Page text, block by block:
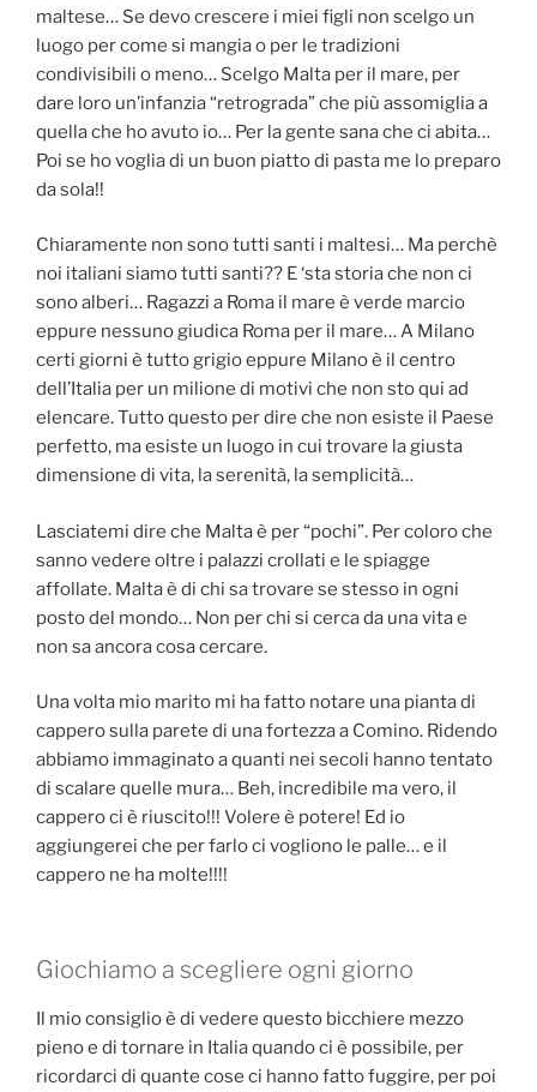
maltese… Se devo crescere i miei figli non scelgo un
luogo per come si mangia o per le tradizioni
condivisibili o meno… Scelgo Malta per il mare, per
dare loro un’infanzia “retrograda” che più assomiglia a
quella che ho avuto io… Per la gente sana che ci abita…
Poi se ho voglia di un buon piatto di pasta me lo preparo
da sola!!
Chiaramente non sono tutti santi i maltesi… Ma perchè
noi italiani siamo tutti santi?? E ‘sta storia che non ci
sono alberi… Ragazzi a Roma il mare è verde marcio
eppure nessuno giudica Roma per il mare… A Milano
certi giorni è tutto grigio eppure Milano è il centro
dell’Italia per un milione di motivi che non sto qui ad
elencare. Tutto questo per dire che non esiste il Paese
perfetto, ma esiste un luogo in cui trovare la giusta
dimensione di vita, la serenità, la semplicità…
Lasciatemi dire che Malta è per “pochi”. Per coloro che
sanno vedere oltre i palazzi crollati e le spiagge
affollate. Malta è di chi sa trovare se stesso in ogni
posto del mondo… Non per chi si cerca da una vita e
non sa ancora cosa cercare.
Una volta mio marito mi ha fatto notare una pianta di
cappero sulla parete di una fortezza a Comino. Ridendo
abbiamo immaginato a quanti nei secoli hanno tentato
di scalare quelle mura… Beh, incredibile ma vero, il
cappero ci è riuscito!!! Volere è potere! Ed io
aggiungerei che per farlo ci vogliono le palle… e il
cappero ne ha molte!!!!
Giochiamo a scegliere ogni giorno
Il mio consiglio è di vedere questo bicchiere mezzo
pieno e di tornare in Italia quando ci è possibile, per
ricordarci di quante cose ci hanno fatto fuggire, per poi